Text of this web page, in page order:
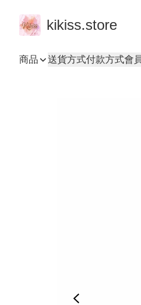
kikiss.store
商品 送貨方式付款方式會